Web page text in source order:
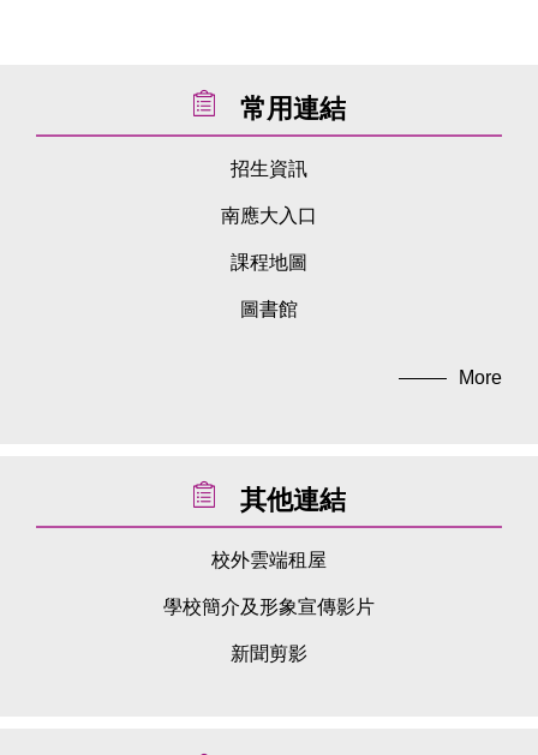
常用連結
招生資訊
南應大入口
課程地圖
圖書館
More
其他連結
校外雲端租屋
學校簡介及形象宣傳影片
新聞剪影